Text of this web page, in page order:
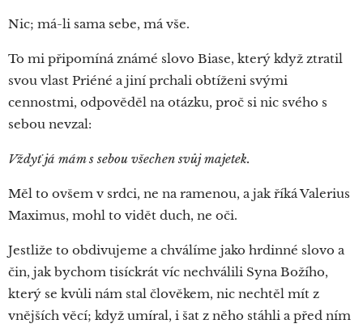
Nic; má-li sama sebe, má vše.
To mi připomíná známé slovo Biase, který když ztratil
svou vlast Priéné a jiní prchali obtíženi svými
cennostmi, odpověděl na otázku, proč si nic svého s
sebou nevzal:
Vždyť já mám s sebou všechen svůj majetek.
Měl to ovšem v srdci, ne na ramenou, a jak říká Valerius
Maximus, mohl to vidět duch, ne oči.
Jestliže to obdivujeme a chválíme jako hrdinné slovo a
čin, jak bychom tisíckrát víc nechválili Syna Božího,
který se kvůli nám stal člověkem, nic nechtěl mít z
vnějších věcí; když umíral, i šat z něho stáhli a před ním